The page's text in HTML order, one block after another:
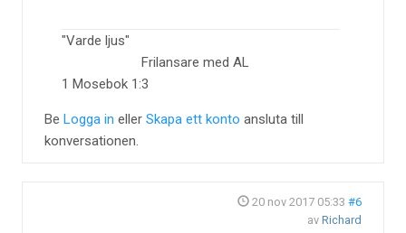
"Varde ljus"
Frilansare med AL
1 Mosebok 1:3
Be Logga in eller Skapa ett konto ansluta till
konversationen.
20 nov 2017 05:33 #6
av Richard